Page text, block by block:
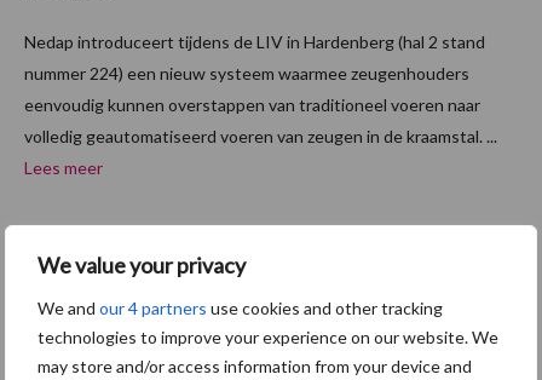
We value your privacy
We and our 4 partners use cookies and other tracking
technologies to improve your experience on our website. We
may store and/or access information from your device and
Nedap introduceert tijdens de LIV in Hardenberg (hal 2 stand
nummer 224) een nieuw systeem waarmee zeugenhouders
eenvoudig kunnen overstappen van traditioneel voeren naar
volledig geautomatiseerd voeren van zeugen in de kraamstal. ...
Lees meer
voerpak
ketten